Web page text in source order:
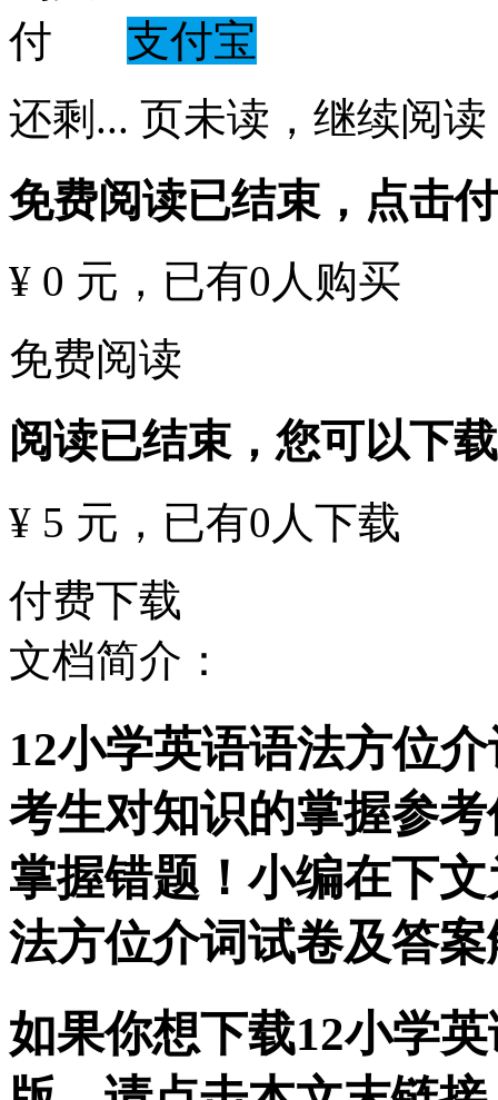
支付宝
还剩 ... 页未读， 继续阅读
免费阅读已结束，点击
¥ 0 元 ，已有0 人购买
免费阅读
阅读已结束，您可以下
¥ 5 元 ，已有0 人下载
付费下载
文档简介：
12小学英语语法方位
考生对知识的掌握参
掌握错题！小编在下
法方位介词试卷及答
如果你想下载12小学